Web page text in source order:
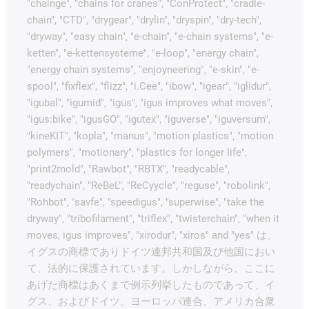
"chainge", "chains for cranes", "ConProtect", "cradle-
chain", "CTD", "drygear", "drylin", "dryspin", "dry-tech",
"dryway", "easy chain", "e-chain", "e-chain systems", "e-
ketten", "e-kettensysteme", "e-loop", "energy chain",
"energy chain systems", "enjoyneering", "e-skin", "e-
spool", "fixflex", "flizz", "i.Cee", "ibow", "igear", "iglidur",
"igubal", "igumid", "igus", "igus improves what moves",
"igus:bike", "igusGO", "igutex", "iguverse", "iguversum",
"kineKIT", "kopla", "manus", "motion plastics", "motion
polymers", "motionary", "plastics for longer life",
"print2mold", "Rawbot", "RBTX", "readycable",
"readychain", "ReBeL", "ReCyycle", "reguse", "robolink",
"Rohbot", "savfe", "speedigus", "superwise", "take the
dryway", "tribofilament", "triflex", "twisterchain", "when it
moves, igus improves", "xirodur", "xiros" and "yes" は、
イグスの商標でありドイツ連邦共和国及び他国におい
て、法的に保護されています。しかしながら、ここに
あげた商標はあくまで例示列挙したものであって、イ
グス、およびドイツ、ヨーロッパ連合、アメリカ合衆